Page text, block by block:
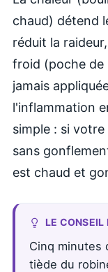
chaud) détend
réduit la
froid (poche de
jamais
l'inflammation
simple : si
sans
est chaud et
LE CONSEIL
Cinq minutes
tiède du